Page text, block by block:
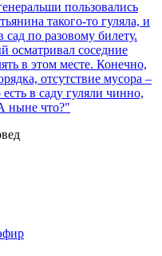
пользовались
такого-то гуляла, и
по разовому билету.
осматривал соседние
в этом месте. Конечно,
отсутствие мусора –
в саду гуляли чинно,
ныне что?"